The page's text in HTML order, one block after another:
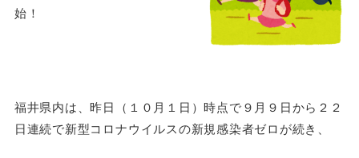
始！
福井県内は、昨日（１０月１日）時点で９月９日から２２
日連続で新型コロナウイルスの新規感染者ゼロが続き、